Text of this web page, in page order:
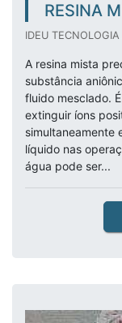
RESINA
IDEU
A resina mista
substância
fluido mesclado.
extinguir íons
simultaneamente
líquido nas
água pode ser...